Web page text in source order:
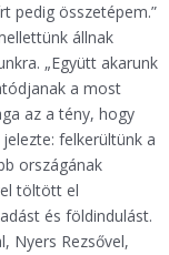
pedig összetépem.”
állnak
„Együtt akarunk
a most
az a tény, hogy
felkerültünk a
országának
töltött el
és földindulást.
Nyers Rezsővel,